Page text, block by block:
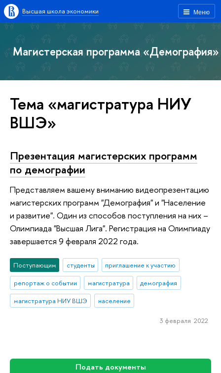
Меню
Высшая школа экономики
Магистерская программа «Демография»
Подать документы
Тема «магистратура НИУ
ВШЭ»
Презентация магистерских программ
по демографии
Представляем вашему вниманию видеопрезентацию
магистерских программ "Демография" и "Население
и развитие". Один из способов поступления на них –
Олимпиада "Высшая Лига". Регистрация на Олимпиаду
завершается 9 февраля 2022 года.
Поступающим студенты
приглашение к участию
репортаж о событии
магистратура
демография
магистратура НИУ ВШЭ
население
3 февраля 2022